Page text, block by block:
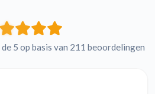
5 op basis van 211 beoordelingen